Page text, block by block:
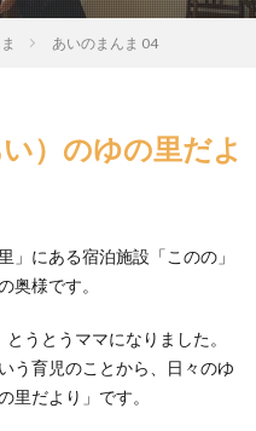
あいのまんま 04
）のゆの里だよ
」にある宿泊施設「このの」
奥様です。
うとうママになりました。
う育児のことから、日々のゆ
里だより」です。